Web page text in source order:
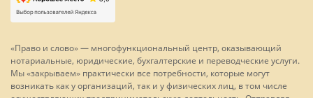
«Право и слово» — многофункциональный центр, оказывающий
нотариальные, юридические, бухгалтерские и переводческие услуги.
Мы «закрываем» практически все потребности, которые могут
возникать как у организаций, так и у физических лиц, в том числе